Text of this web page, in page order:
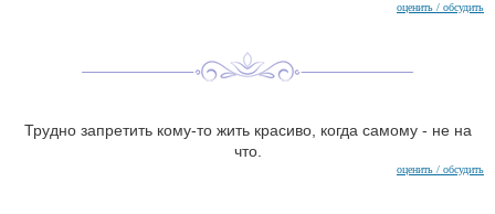
оценить / обсудить
Трудно запретить кому-то жить красиво, когда самому - не на
что.
оценить / обсудить